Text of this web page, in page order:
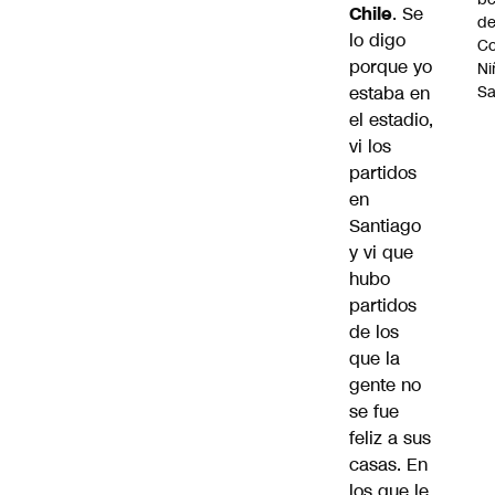
Chile. Se
lo digo
porque yo
estaba en
el estadio,
vi los
partidos
en
Santiago
y vi que
hubo
partidos
de los
que la
gente no
se fue
feliz a sus
casas. En
de